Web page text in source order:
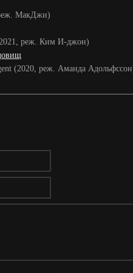
МакДжи)
реж. Ким И-джон)
(2020, реж. Аманда